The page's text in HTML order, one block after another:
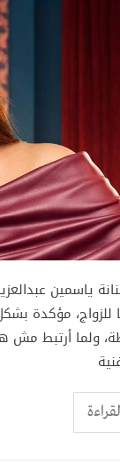
ياسمين
للزواج، مؤكدة
ولما أرتبط مش